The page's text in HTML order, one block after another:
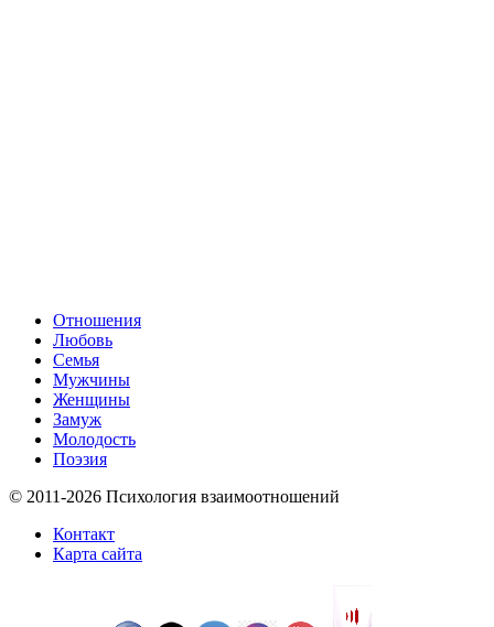
Отношения
Любовь
Семья
Мужчины
Женщины
Замуж
Молодость
Поэзия
© 2011-2026 Психология взаимоотношений
Контакт
Карта сайта